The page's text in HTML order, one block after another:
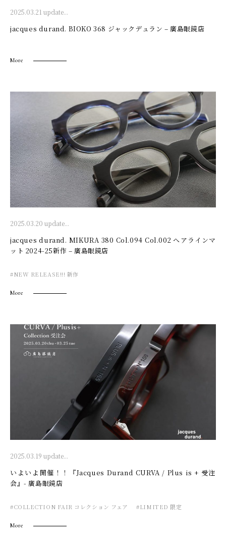
2025.03.21 update...
jacques durand. BIOKO 368 ジャックデュラン – 廣島眼鏡店
More
2025.03.20 update...
jacques durand. MIKURA 380 Col.094 Col.002 へアラインマ
ット 2024-25新作 – 廣島眼鏡店
#NEW RELEASE!!! 新作
More
2025.03.19 update...
いよいよ開催！！『Jacques Durand CURVA / Plus is + 受注
会』- 廣島眼鏡店
#COLLECTION FAIR コレクション フェア #LIMITED 限定
More